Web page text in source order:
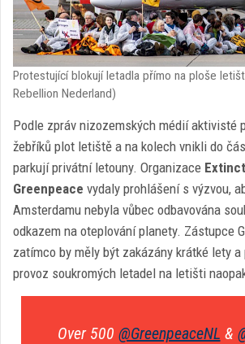
Protestující blokují letadla přímo na ploše
Rebellion Nederland)
Podle zpráv nizozemských médií aktivisté
žebříků plot letiště a na kolech vnikli do
parkují privátní letouny. Organizace
Greenpeace vydaly prohlášení s výzvou,
Amsterdamu nebyla vůbec odbavována
odkazem na oteplování planety. Zástupce
zatímco by měly být zakázány krátké lety
provoz soukromých letadel na letišti
Over 500 @GreenpeaceNL &